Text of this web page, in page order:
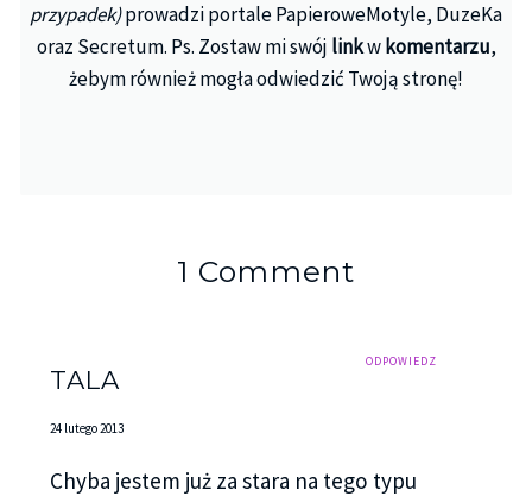
przypadek)prowadzi portale PapieroweMotyle, DuzeKa
oraz Secretum. Ps. Zostaw mi swój linkwkomentarzu,
żebym również mogła odwiedzić Twoją stronę!
1 Comment
ODPOWIEDZ
TALA
24 lutego 2013
Chyba jestem już za stara na tego typu